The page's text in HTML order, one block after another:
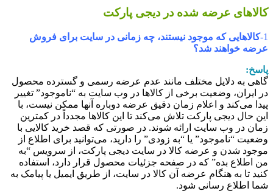
عرضه شده در دیجی پارکت
کالاهایی که موجود نیستند، چه زمانی در سایت برای فروش
خواهند شد؟
به دلایل مختلف مانند عدم عرضه رسمی و گسترده محصول
ایران، وضعیت برخی از کالاها در وب سایت به “ناموجود” تغییر
می‏‌کند و اعلام زمان دقیق عرضه دوباره آنها ممکن نیست، با
حال دیجی پارکت تلاش می‏‌کند تا این کالاها مجدداً در کمترین
در وب سایت ارائه شوند. در صورتی که قصد خرید کالایی با
“ناموجود” یا “به زودی” را دارید، می‏‌توانید برای اطلاع از
شدن و عرضه کالا در سایت دیجی پارکت، از سرویس “به
اطلاع بده” که در صفحه جزئیات محصول قرار دارد، استفاده
تا به هنگام عرضه آن کالا در سایت، از طریق ایمیل یا پیامک به
اطلاع رسانی شود.